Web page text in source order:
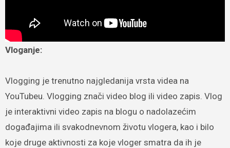
Vloganje:
Vlogging je trenutno najgledanija vrsta videa na
YouTubeu. Vlogging znači video blog ili video zapis. Vlog
je interaktivni video zapis na blogu o nadolazećim
događajima ili svakodnevnom životu vlogera, kao i bilo
koje druge aktivnosti za koje vloger smatra da ih je